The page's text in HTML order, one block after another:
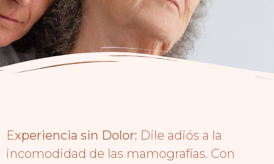
Experiencia sin Dolor: Dile adiós a la
incomodidad de las mamografías. Con